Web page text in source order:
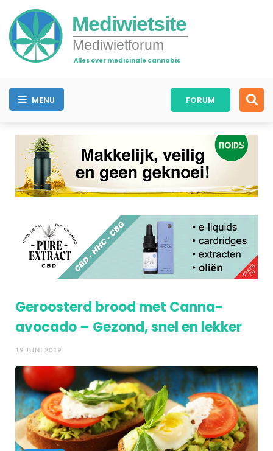
Mediwietsite
Mediwietforum
Alles over medicinale cannabis
MENU FORUM
Geroosterd brood met Canna-
avocado – Gezond, snel en lekker
19 JUNI 2019